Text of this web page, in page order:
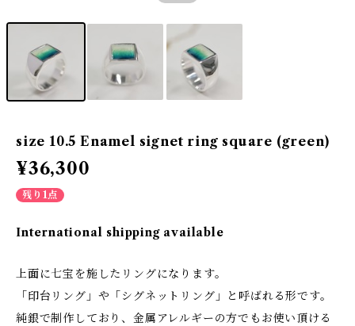
size 10.5 Enamel signet ring square (green)
¥36,300
残り1点
International shipping available
上面に七宝を施したリングになります。
「印台リング」や「シグネットリング」と呼ばれる形です。
純銀で制作しており、金属アレルギーの方でもお使い頂ける